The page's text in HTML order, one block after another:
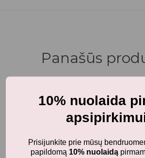
Panašūs
10% nuolaida
Prisijunkite prie mūsų
papildomą 10% nuolaidą